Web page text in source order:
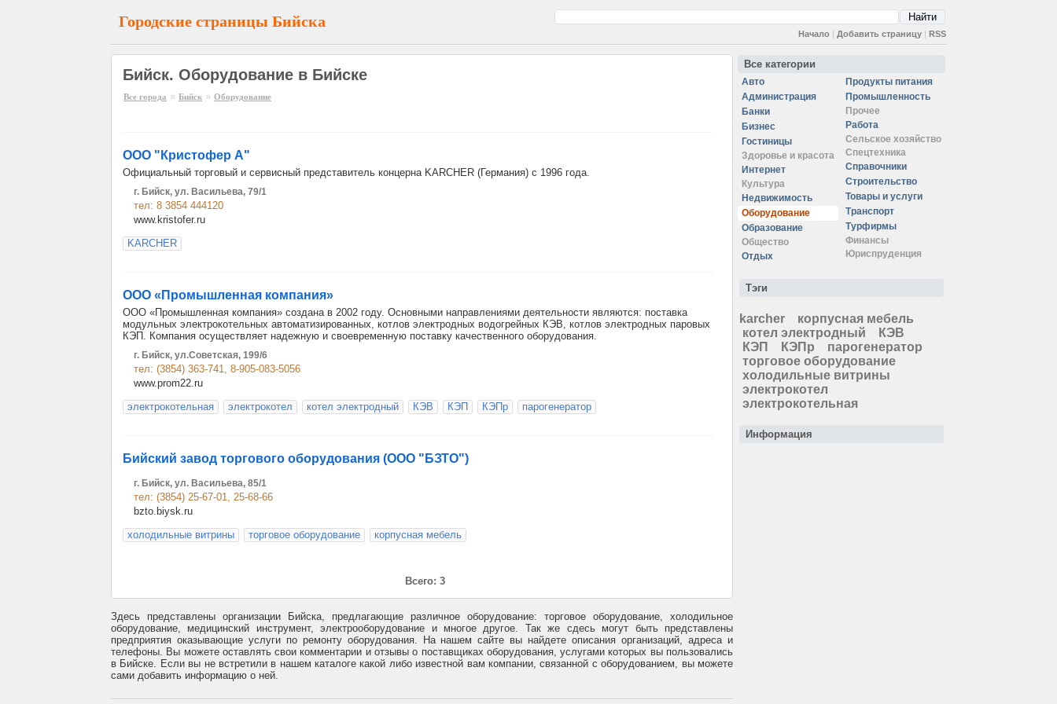
Городские страницы Бийска
Начало | Добавить страницу | RSS
Бийск. Оборудование в Бийске
Все города » Бийск » Оборудование
ООО "Кристофер А"
Официальный торговый и сервисный представитель концерна KARCHER (Германия) с 1996 года.
г. Бийск, ул. Васильева, 79/1
тел: 8 3854 444120
www.kristofer.ru
KARCHER
ООО «Промышленная компания»
OOO «Промышленная компания» создана в 2002 году. Основными направлениями деятельности являются: поставка
модульных электрокотельных автоматизированных, котлов электродных водогрейных КЭВ, котлов электродных паровых
КЭП. Компания осуществляет надежную и своевременную поставку качественного оборудования.
г. Бийск, ул.Советская, 199/6
тел: (3854) 363-741, 8-905-083-5056
www.prom22.ru
электрокотельная
электрокотел котел электродный КЭВ КЭП КЭПр парогенератор
Бийский завод торгового оборудования (ООО "БЗТО")
г. Бийск, ул. Васильева, 85/1
тел: (3854) 25-67-01, 25-68-66
bzto.biysk.ru
холодильные витрины
торговое оборудование корпусная мебель
Всего: 3
Здесь представлены организации Бийска, предлагающие различное оборудование: торговое оборудование, холодильное
оборудование, медицинский инструмент, электрооборудование и многое другое. Так же сдесь могут быть представлены
предприятия оказывающие услуги по ремонту оборудования. На нашем сайте вы найдете описания организаций, адреса и
телефоны. Вы можете оставлять свои комментарии и отзывы о поставщиках оборудования, услугами которых вы пользовались
в Бийске. Если вы не встретили в нашем каталоге какой либо известной вам компании, связанной с оборудованием, вы можете
сами добавить информацию о ней.
Все категории
Авто
Администрация
Банки
Бизнес
Гостиницы
Здоровье и красота
Интернет
Культура
Недвижимость
Оборудование
Образование
Общество
Отдых
Продукты питания
Промышленность
Прочее
Работа
Сельское хозяйство
Спецтехника
Справочники
Строительство
Товары и услуги
Транспорт
Турфирмы
Финансы
Юриспруденция
Тэги
karcher
корпусная мебель
котел электродный
КЭВ
КЭП
КЭПр
парогенератор
торговое оборудование
холодильные витрины
электрокотел
электрокотельная
Информация